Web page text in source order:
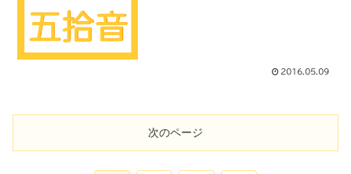
2016.05.09
次のページ